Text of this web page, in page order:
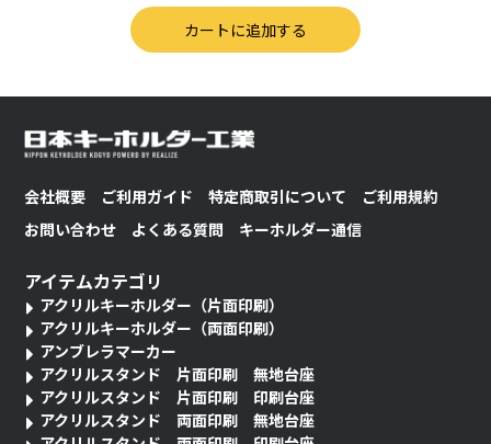
会社概要 ご利用ガイド 特定商取引について
ご利用規約
お問い合わせ
よくある質問 キーホルダー通信
アイテムカテゴリ
アクリルキーホルダー（片面印刷）
アクリルキーホルダー（両面印刷）
アンブレラマーカー
アクリルスタンド 片面印刷 無地台座
アクリルスタンド 片面印刷 印刷台座
アクリルスタンド 両面印刷 無地台座